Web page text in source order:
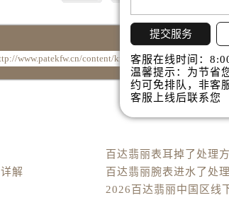
利路百达翡丽售后服务中心（需提前预约）
路百达翡丽售后服务中心（需提前预约）
街百达翡丽售后服务中心（需提前预约）
一路百达翡丽售后服务中心（需提前预约）
放大街百达翡丽售后服务中心（需提前预约）
央路百达翡丽售后服务中心（需提前预约）
大街百达翡丽售后服务中心（需提前预约）
油大街百达翡丽售后服务中心（需提前预
路百达翡丽售后服务中心（需提前预约）
百达翡丽表耳掉了处理
解
百达翡丽腕表进水了处
提交服务
客服在线时间：
温馨提示：为节省
约可免排队，非客
客服上线后联系您